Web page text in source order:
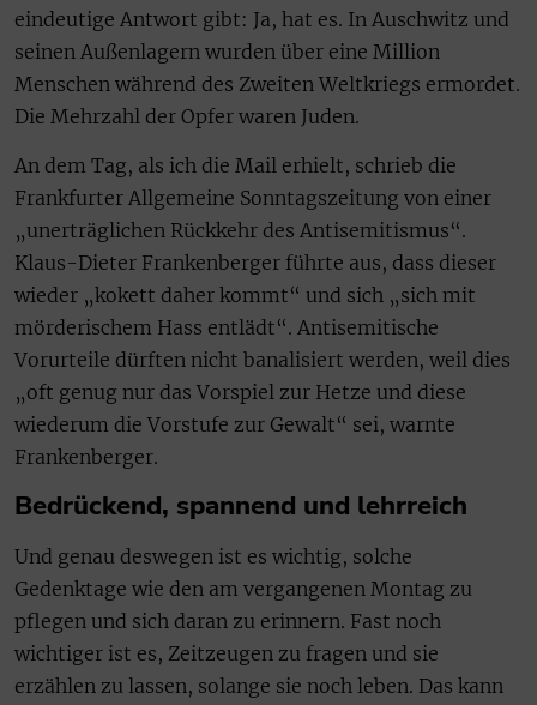
eindeutige Antwort gibt: Ja, hat es. In Auschwitz und
seinen Außenlagern wurden über eine Million
Menschen während des Zweiten Weltkriegs ermordet.
Die Mehrzahl der Opfer waren Juden.
An dem Tag, als ich die Mail erhielt, schrieb die
Frankfurter Allgemeine Sonntagszeitung von einer
„unerträglichen Rückkehr des Antisemitismus“.
Klaus-Dieter Frankenberger führte aus, dass dieser
wieder „kokett daher kommt“ und sich „sich mit
mörderischem Hass entlädt“. Antisemitische
Vorurteile dürften nicht banalisiert werden, weil dies
„oft genug nur das Vorspiel zur Hetze und diese
wiederum die Vorstufe zur Gewalt“ sei, warnte
Frankenberger.
Bedrückend, spannend und lehrreich
Und genau deswegen ist es wichtig, solche
Gedenktage wie den am vergangenen Montag zu
pflegen und sich daran zu erinnern. Fast noch
wichtiger ist es, Zeitzeugen zu fragen und sie
erzählen zu lassen, solange sie noch leben. Das kann